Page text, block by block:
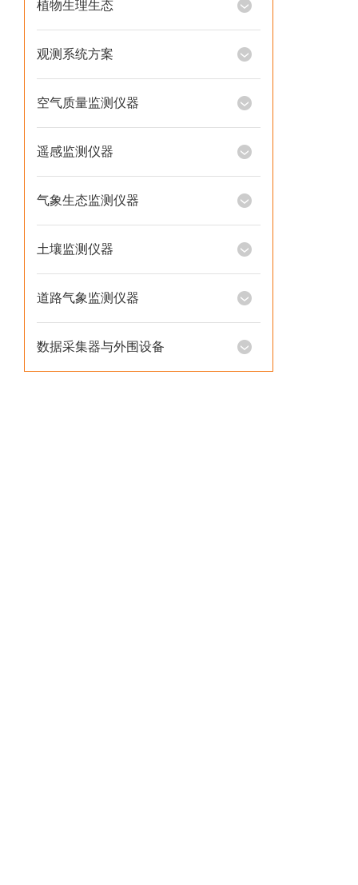
植物生理生态
观测系统方案
空气质量监测仪器
遥感监测仪器
气象生态监测仪器
土壤监测仪器
道路气象监测仪器
数据采集器与外围设备